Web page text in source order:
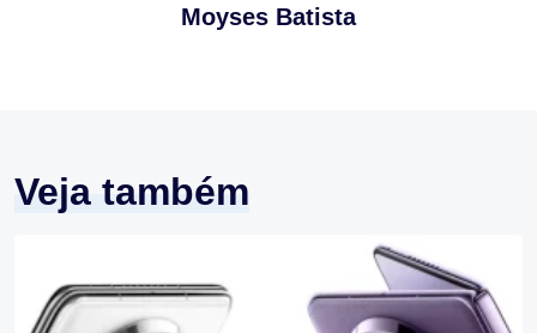
Moyses Batista
Veja também